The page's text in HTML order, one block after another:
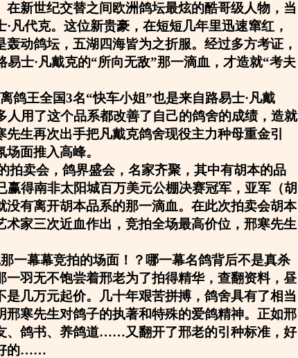
新世纪交替之间欧洲鸽坛最炫的酷哥级人物，当
凡代克。这位新贵豪，在短短几年里迅速窜红，
动鸽坛，五湖四海皆为之折服。经过多方考证，
士·凡戴克的“所向无敌”那一滴血，才造就“考夫
鸽王全国3名“快车小姐”也是来自路易士·凡戴
人用了这个品系都改善了自己的鸽舍的成绩，造就
生再次出手把凡戴克鸽舍现役主力种母重金引
面推入高峰。
拍卖会，鸽界盛会，名家齐聚，其中有胡本的品
赢得南非太阳城百万美元公棚决赛冠军，亚军（胡
有离开胡本品系的那一滴血。在此次拍卖会胡本
家三次近血作出，竞拍全场最高价位，邢寒先生
一幕幕竞拍的场面！？哪一幕名鸽背后不是真杀
羽无不饱尝着邢老为了拍得精华，查翻资料，昼
几万元起价。几十年艰苦拼搏，鸽舍具有了相当
寒先生对鸽子的执著和特殊的爱鸽精神。正如邢
、鸽书、养鸽道……又翻开了邢老的引种标准，好
的……